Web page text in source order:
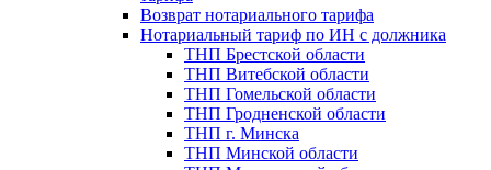
Возврат нотариального тарифа
Нотариальный тариф по ИН с должника
ТНП Брестской области
ТНП Витебской области
ТНП Гомельской области
ТНП Гродненской области
ТНП г. Минска
ТНП Минской области